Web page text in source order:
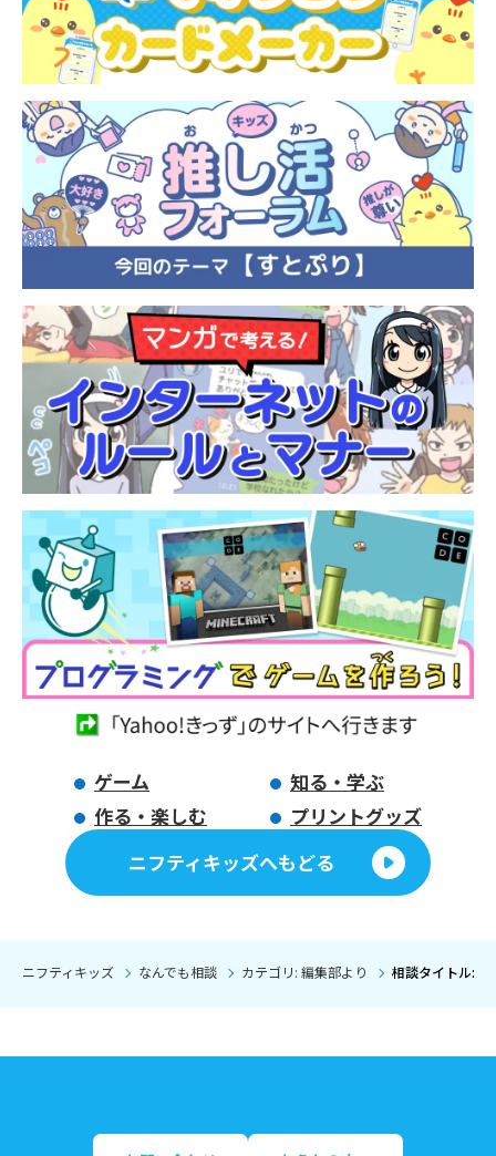
ゲーム
知る・学ぶ
作る・楽しむ
プリントグッズ
ニフティキッズへもどる
ニフティキッズ なんでも相談 カテゴリ: 編集部より 相談タイトル: